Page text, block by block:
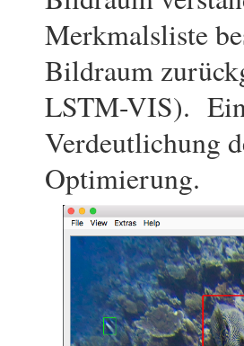
Merkmalsliste
Bildraum
LSTM-VIS).
Verdeutlichung
Optimierung.